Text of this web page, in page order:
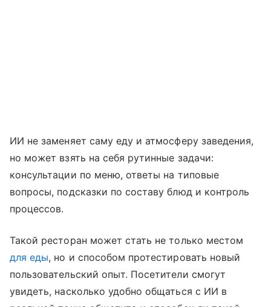
ИИ не заменяет саму еду и атмосферу заведения,
но может взять на себя рутинные задачи:
консультации по меню, ответы на типовые
вопросы, подсказки по составу блюд и контроль
процессов.
Такой ресторан может стать не только местом
для еды, но и способом протестировать новый
пользовательский опыт. Посетители смогут
увидеть, насколько удобно общаться с ИИ в